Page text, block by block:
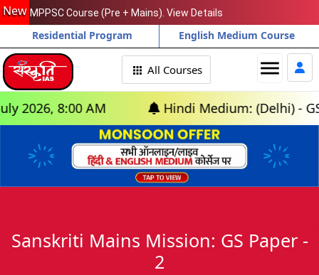
New MPPSC Course (Pre + Mains). View Details
Residential Program English Medium Course
menu
All Courses
8:00 AM Hindi Medium: (Delhi) - GS
Sanskriti Mains Mission: GS Paper -
2